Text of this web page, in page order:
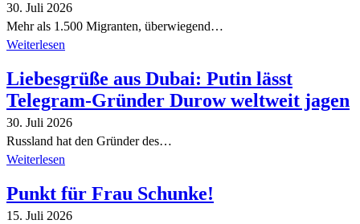
30. Juli 2026
Mehr als 1.500 Migranten, überwiegend…
Weiterlesen
Liebesgrüße aus Dubai: Putin lässt
Telegram-Gründer Durow weltweit jagen
30. Juli 2026
Russland hat den Gründer des…
Weiterlesen
Punkt für Frau Schunke!
15. Juli 2026